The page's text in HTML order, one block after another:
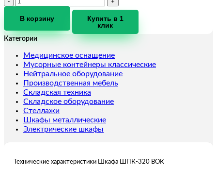
Шкаф
ВОК
В корзину
Купить в 1
клик
Категории
Медицинское оснащение
Мусорные контейнеры классические
Нейтральное оборудование
Производственная мебель
Складская техника
Складское оборудование
Стеллажи
Шкафы металлические
Электрические шкафы
Технические характеристики Шкафа ШПК-320 ВОК